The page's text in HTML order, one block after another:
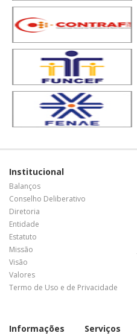
Institucional
Balanços
Conselho Deliberativo
Diretoria
Entidade
Estatuto
Missão
Visão
Valores
Termo de Uso e de Privacidade
Informações Serviços